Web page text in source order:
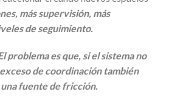
más supervisión, más
de seguimiento.
problema es que, si el sistema no
de coordinación también
fuente de fricción.